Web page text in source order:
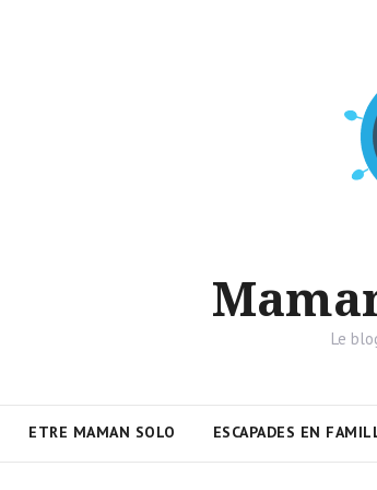
Le
ETRE MAMAN SOLO ESCAPADES EN